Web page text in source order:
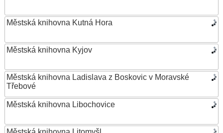
Městská knihovna Kutná Hora
Městská knihovna Kyjov
Městská knihovna Ladislava z Boskovic v Moravské
Třebové
Městská knihovna Libochovice